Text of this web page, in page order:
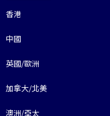
香港
中國
英國/歐洲
加拿大/北美
澳洲/亞太